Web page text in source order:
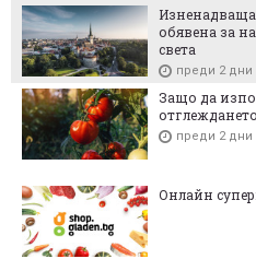
обявена за
света
преди 2 дни
Защо да
преди 2 дни
Онлайн